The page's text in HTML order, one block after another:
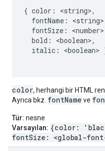
{ color: <string>,
fontName:
fontSize:
  bold: <boolean>,
italic: <boolean>
color, herhangi bir HTML
Ayrıca bkz. fontName ve
Tür: nesne
Varsayılan: {color:
fontSize: <global-